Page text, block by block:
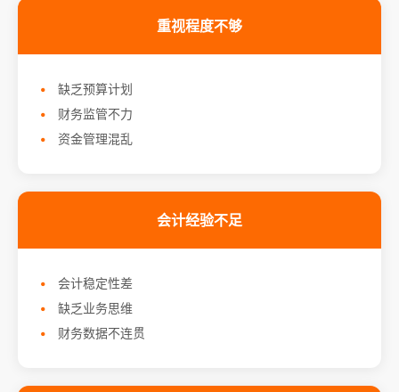
重视程度不够
缺乏预算计划
财务监管不力
资金管理混乱
会计经验不足
会计稳定性差
缺乏业务思维
财务数据不连贯